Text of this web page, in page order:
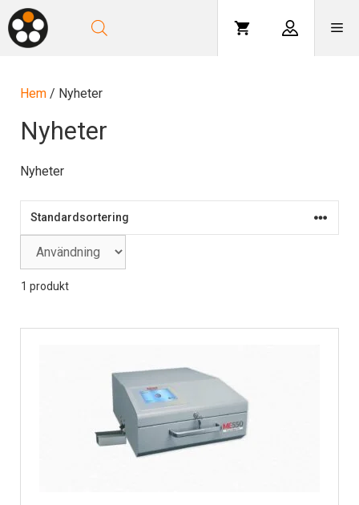
Hoppa
till
innehåll
Hem / Nyheter
Nyheter
Nyheter
1 produkt